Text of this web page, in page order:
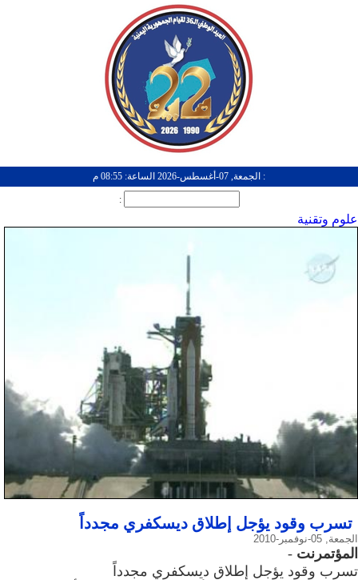
: الجمعة, 07-أغسطس-2026 الساعة: 08:55 م
:
علوم وتقنية
تسرب وقود يؤجل إطلاق ديسكفري مجدداً
الجمعة, 05-نوفمبر-2010
المؤتمرنت -
تسرب وقود يؤجل إطلاق ديسكفري مجدداً